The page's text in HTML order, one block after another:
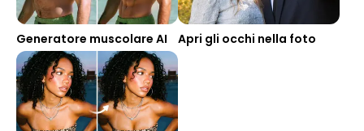
Generatore muscolare AI Apri gli occhi nella foto